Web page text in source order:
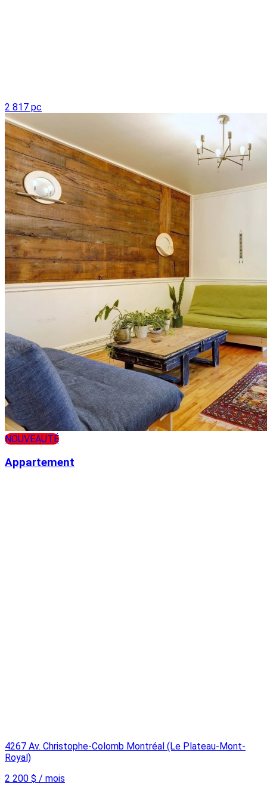
2 817 pc
NOUVEAUTÉ
Appartement
4267 Av. Christophe-Colomb Montréal (Le Plateau-Mont-
Royal)
2 200 $ / mois